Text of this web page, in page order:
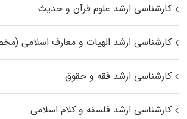
کارشناسی ارشد علوم قرآن و حدیث
کارشناسی ارشد الهیات و معارف اسلامی
کارشناسی ارشد فقه و حقوق
کارشناسی ارشد فلسفه و کلام اسلامی